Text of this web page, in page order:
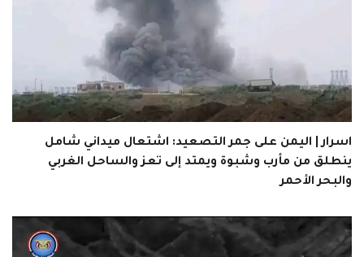
اسرار | اليمن على جمر التصعيد: اشتعال ميداني شامل
ينطلق من مأرب وشبوة ويمتد إلى تعز والساحل الغربي
والبحر الأحمر